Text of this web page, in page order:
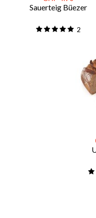
Sauerteig Büezer
2